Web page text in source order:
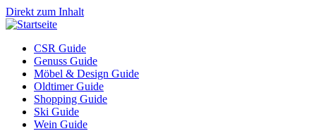
Direkt zum Inhalt
CSR Guide
Genuss Guide
Möbel & Design Guide
Oldtimer Guide
Shopping Guide
Ski Guide
Wein Guide